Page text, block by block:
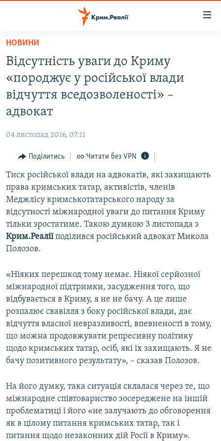
Перейти
основного
матеріалу
Перейти
до
основної
Перейти
пошуку
ВОДА.КРИМ
ВІДЕО ТА ФОТО
ІНТЕРВ'Ю
ВСЕ ЗА ДЕНЬ
СПЕЦПРОЕКТИ
ДЕПОРТАЦІЯ
ВІДЕОУРОКИ «ELIFBE»
СВІДЧЕННЯ ОКУПАЦІЇ
ІНФОГРАФІКА
ЯК ОБІЙТИ БЛОКУВАННЯ
Русский
ДОЛУЧАЙСЯ!
Усі сайти RFE/RL
НОВИНИ
Відсутність уваги до Криму
«породжує у російської влади
відчуття вседозволеності» –
адвокат
04 листопад 2016, 07:11
Поділитись Читати без VPN
Тиск російської влади на адвокатів, які захищають
права кримських татар, активістів, членів
Меджлісу кримськотатарського народу за
відсутності міжнародної уваги до питання Криму
тільки зростатиме. Такою думкою 3 листопада з
Крим.Реаліїподілився російський адвокат Микола
Полозов.
«Ніяких перешкод тому немає. Ніякої серйозної
міжнародної підтримки, засудження того, що
відбувається в Криму, я не не бачу. А це лише
розпалює свавілля з боку російської влади, дає
відчуття власної невразливості, впевненості в тому,
що можна продовжувати репресивну політику
щодо кримських татар, осіб, які їх захищають. Я не
бачу позитивного результату», – сказав Полозов.
На його думку, така ситуація склалася через те, що
міжнародне співтовариство зосереджене на іншій
проблематиці і його «не залучають до обговорення
як в цілому питання кримських татар, так і
питання щодо незаконних дій Росії в Криму».